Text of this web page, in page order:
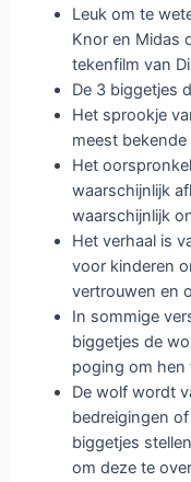
Leuk om te
Knor en Midas
tekenfilm van
De 3 biggetjes
Het sprookje
meest
Het
waarschijnlijk
waarschijnlijk
Het verhaal is
voor kinderen
vertrouwen en
In sommige
biggetjes de
poging om hen
De wolf wordt
bedreigingen
biggetjes
om deze te